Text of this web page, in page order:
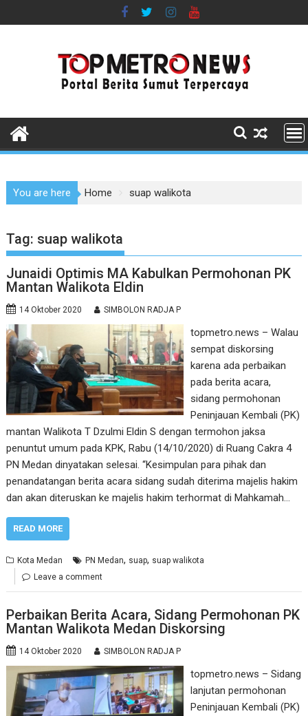
to
You are here Home suap walikota
Tag: suap walikota
Junaidi Optimis MA Kabulkan Permohonan PK
Mantan Walikota Eldin
14 Oktober 2020 SIMBOLON RADJA P
topmetro.news – Walau
sempat diskorsing
karena ada perbaikan
pada berita acara,
sidang permohonan
Peninjauan Kembali (PK)
mantan Walikota T Dzulmi Eldin S dengan termohon jaksa
penuntut umum pada KPK, Rabu (14/10/2020) di Ruang Cakra 4
PN Medan dinyatakan selesai. “Kesimpulan para pihak dan
penandatangan berita acara sidang sudah diterima majelis hakim
dan akan diteruskan ke majelis hakim terhormat di Mahkamah…
READ MORE
Kota Medan PN Medan, suap, suap walikota
Leave a comment
Perbaikan Berita Acara, Sidang Permohonan PK
Mantan Walikota Medan Diskorsing
14 Oktober 2020 SIMBOLON RADJA P
topmetro.news – Sidang
lanjutan permohonan
Peninjauan Kembali (PK)